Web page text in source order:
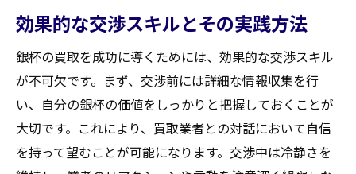
効果的な交渉スキルとその実践方法
銀杯の買取を成功に導くためには、効果的な交渉スキル
が不可欠です。まず、交渉前には詳細な情報収集を行
い、自分の銀杯の価値をしっかりと把握しておくことが
大切です。これにより、買取業者との対話において自信
を持って望むことが可能になります。交渉中は冷静さを